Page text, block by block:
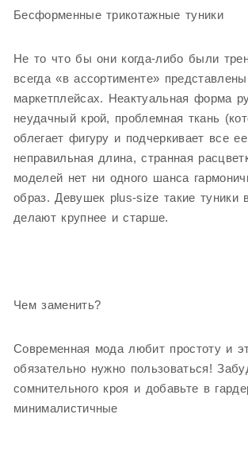
Бесформенные трикотажные туники
Не то что бы они когда-либо были
всегда «в ассортименте»
маркетплейсах. Неактуальная форма
неудачный крой, проблемная ткань
облегает фигуру и подчеркивает все
неправильная длина, странная
моделей нет ни одного шанса
образ. Девушек plus-size такие туники
делают крупнее и старше.
Чем заменить?
Современная мода любит простоту и
обязательно нужно пользоваться!
сомнительного кроя и добавьте в
минималистичные